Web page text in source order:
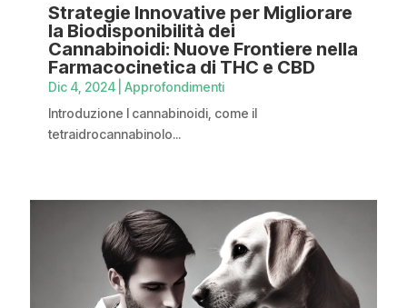
Strategie Innovative per Migliorare
la Biodisponibilità dei
Cannabinoidi: Nuove Frontiere nella
Farmacocinetica di THC e CBD
Dic 4, 2024| Approfondimenti
Introduzione I cannabinoidi, come il
tetraidrocannabinolo...